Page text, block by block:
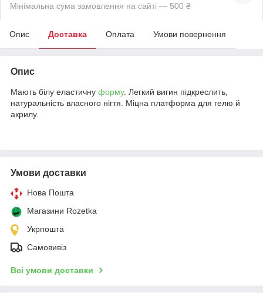
Мінімальна сума замовлення на сайті — 500 ₴
Опис Доставка Оплата Умови повернення
Опис
Мають білу еластичну форму. Легкий вигин підкреслить,
натуральність власного нігтя. Міцна платформа для гелю й
акрилу.
Умови доставки
Нова Пошта
Магазини Rozetka
Укрпошта
Самовивіз
Всі умови доставки